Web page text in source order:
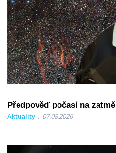
Předpověď počasí na
Aktuality 07.08.2026